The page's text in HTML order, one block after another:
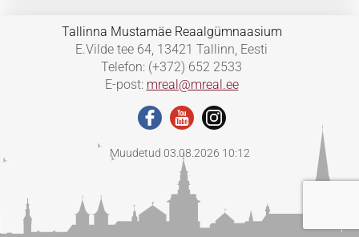
Tallinna Mustamäe Reaalgümnaasium
E.Vilde tee 64, 13421 Tallinn, Eesti
Telefon: (+372) 652 2533
E-post: mreal@mreal.ee
Muudetud 03.08.2026 10:12